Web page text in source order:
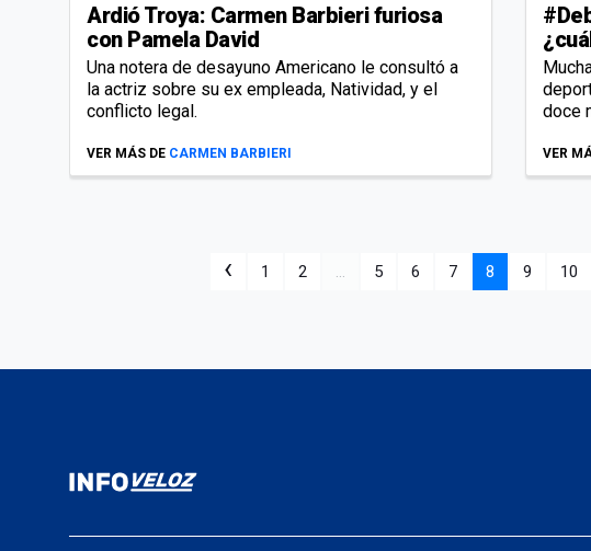
Ardió Troya: Carmen Barbieri furiosa
con Pamela David
Una notera de desayuno Americano le consultó a
la actriz sobre su ex empleada, Natividad, y el
conflicto legal.
VER MÁS DE CARMEN BARBIERI
doce
VER
‹ 1 2 ... 5 6 7 8 9 10